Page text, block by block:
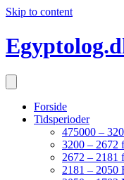
Skip to content
Forside
Tidsperioder
475000 –
3200 – 2672
2672 – 2181
2181 – 2050